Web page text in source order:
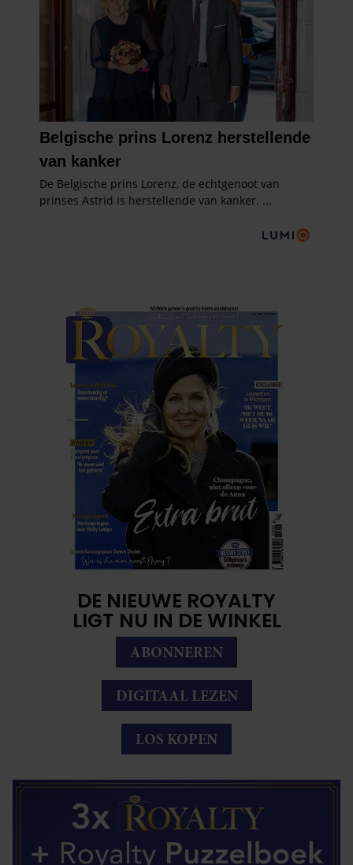
DE NIEUWE ROYALTY
LIGT NU IN DE WINKEL
ABONNEREN
DIGITAAL LEZEN
LOS KOPEN